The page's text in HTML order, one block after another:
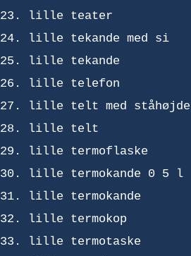
lille teater
lille tekande med si
lille tekande
lille telefon
lille telt med ståhøjde
lille telt
lille termoflaske
lille termokande 0 5 l
lille termokande
lille termokop
lille termotaske